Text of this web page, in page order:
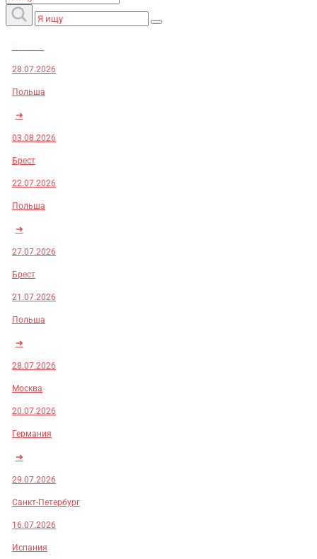
28.07.2026
Польша
➜
03.08.2026
Брест
22.07.2026
Польша
➜
27.07.2026
Брест
21.07.2026
Польша
➜
28.07.2026
Москва
20.07.2026
Германия
➜
29.07.2026
Санкт-Петербург
16.07.2026
Испания